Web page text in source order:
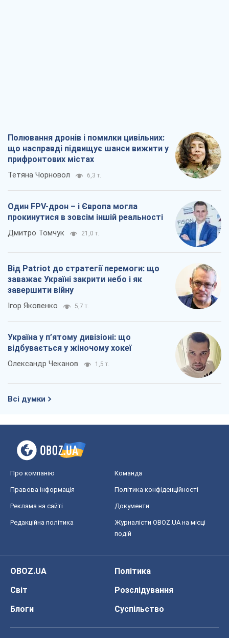
Полювання дронів і помилки цивільних:
що насправді підвищує шанси вижити у
прифронтових містах
Тетяна Чорновол 6,3 т.
Один FPV-дрон – і Європа могла
прокинутися в зовсім іншій реальності
Дмитро Томчук 21,0 т.
Від Patriot до стратегії перемоги: що
заважає Україні закрити небо і як
завершити війну
Ігор Яковенко 5,7 т.
Україна у п’ятому дивізіоні: що
відбувається у жіночому хокеї
Олександр Чеканов 1,5 т.
Всі думки
Про компанію Команда
Правова інформація Політика конфіденційності
Реклама на сайті Документи
Редакційна політика
Журналісти OBOZ.UA на місці
подій
OBOZ.UA
Політика
Світ
Розслідування
Блоги
Суспільство